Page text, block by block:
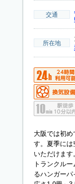
交通
所在地
大阪では初
す。夏季には
いただけます
トランクル
るハンガーパ